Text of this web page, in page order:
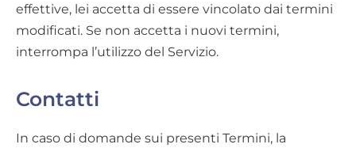
effettive, lei accetta di essere vincolato dai termini
modificati. Se non accetta i nuovi termini,
interrompa l’utilizzo del Servizio.
Contatti
In caso di domande sui presenti Termini, la